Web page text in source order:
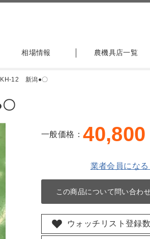
相場情報 農機具店一覧
12 新潟●〇
一般価格：40,800
業者会員にな
この商品について問い合わ
ウォッチリスト登録